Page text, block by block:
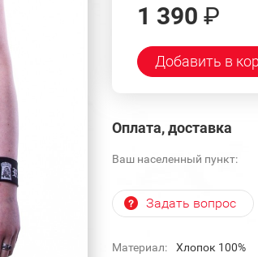
1 390 ₽
Добавить в
Оплата, доставка
Ваш населенный пункт:
Задать вопрос
Материал:
Хлопок 100%